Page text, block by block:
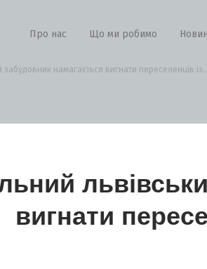
Про нас Що ми робимо
намагається вигнати переселенців
вигнати